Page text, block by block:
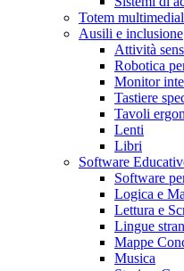
Totem
Ausili e inclusione
Attività
Robotica
Monitor
Tastiere
Tavoli
Lenti
Libri
Software
Software
Logica e
Lettura e
Lingue
Mappe
Musica